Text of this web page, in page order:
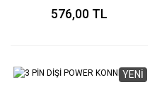
576,00 TL
YENİ